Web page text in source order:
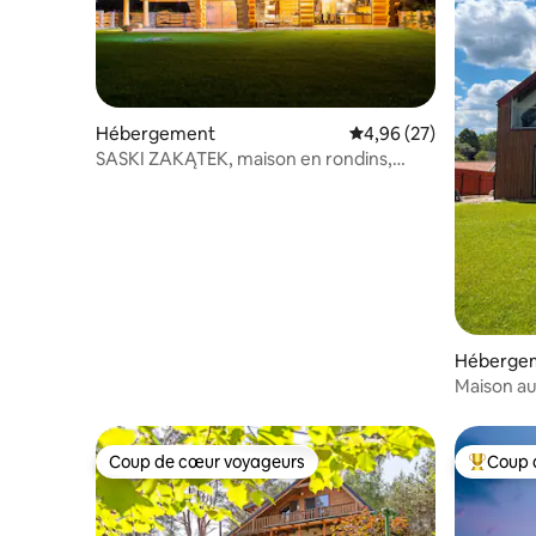
Hébergement Évaluation moyenne
4,96 (27)
SASKI ZAKĄTEK, maison en rondins,
Maison
Coup de cœur voyageurs
Coup de cœur voyageurs Coups
Coup